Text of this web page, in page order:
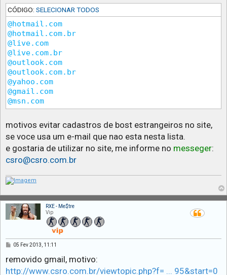
g
e
m
CÓDIGO: SELECIONAR TODOS
@hotmail.com
@hotmail.com.br
@live.com
@live.com.br
@outlook.com
@outlook.com.br
@yahoo.com
@gmail.com
motivos evitar cadastros de bost estrangeiros no site,
se voce usa um e-mail que nao esta nesta lista.
e gostaria de utilizar no site, me informe no messeger:
csro@csro.com.br
l
RXE - Me$tre
Vip
M
s
a
05 Fev 2013, 11:11
removido gmail, motivo:
http://www.csro.com.br/viewtopic.php?f= ... 95&start=0